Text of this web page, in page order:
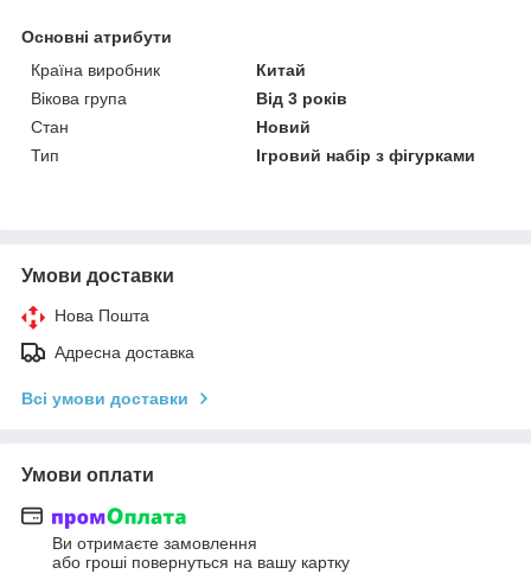
Основні атрибути
Країна виробник
Китай
Вікова група
Від 3 років
Стан
Новий
Тип
Ігровий набір з фігурками
Умови доставки
Нова Пошта
Адресна доставка
Всі умови доставки
Умови оплати
Ви отримаєте замовлення
або гроші повернуться на вашу картку